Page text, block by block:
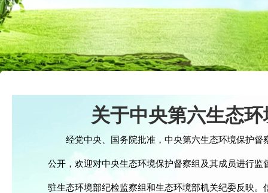
关于中央第六生态
经党中央、国务院批准，中央第六生态环境保护
公开，欢迎对中央生态环境保护督察组及其成员进行
驻生态环境部纪检监察组和生态环境部机关纪委反映